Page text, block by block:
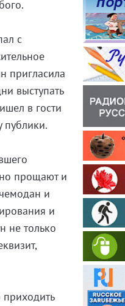
с
пригласила
выступать
в гости
публики.
прощают и
и
и
не только